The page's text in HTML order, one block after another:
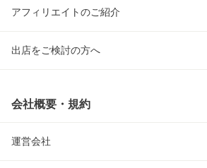
アフィリエイトのご紹介
出店をご検討の方へ
会社概要・規約
運営会社